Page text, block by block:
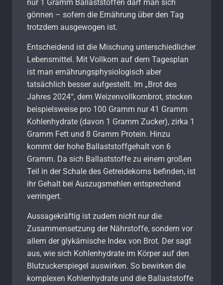
nur 1 Gramm Ballaststoffen darf man sich
gönnen – sofern die Ernährung über den Tag
trotzdem ausgewogen ist.
Entscheidend ist die Mischung unterschiedlicher
Lebensmittel. Mit Vollkorn auf dem Tagesplan
ist man ernährungsphysiologisch aber
tatsächlich besser aufgestellt. Im „Brot des
Jahres 2024“, dem Weizenvollkornbrot, stecken
beispielsweise pro 100 Gramm nur 41 Gramm
Kohlenhydrate (davon 1 Gramm Zucker), zirka 1
Gramm Fett und 8 Gramm Protein. Hinzu
kommt der hohe Ballaststoffgehalt von 6
Gramm. Da sich Ballaststoffe zu einem großen
Teil in der Schale des Getreidekorns befinden, ist
ihr Gehalt bei Auszugsmehlen entsprechend
verringert.
Aussagekräftig ist zudem nicht nur die
Zusammensetzung der Nährstoffe, sondern vor
allem der glykämische Index von Brot. Der sagt
aus, wie sich Kohlenhydrate im Körper auf den
Blutzuckerspiegel auswirken. So bewirken die
komplexen Kohlenhydrate und die Ballaststoffe